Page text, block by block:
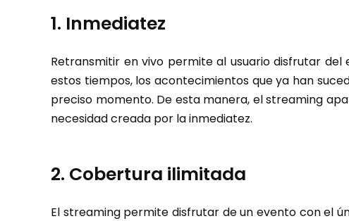
1. Inmediatez
Retransmitir en vivo permite al usuario disfrutar
estos tiempos, los acontecimientos que ya han
preciso momento. De esta manera, el streaming
necesidad creada por la inmediatez.
2. Cobertura ilimitada
El streaming permite disfrutar de un evento con el